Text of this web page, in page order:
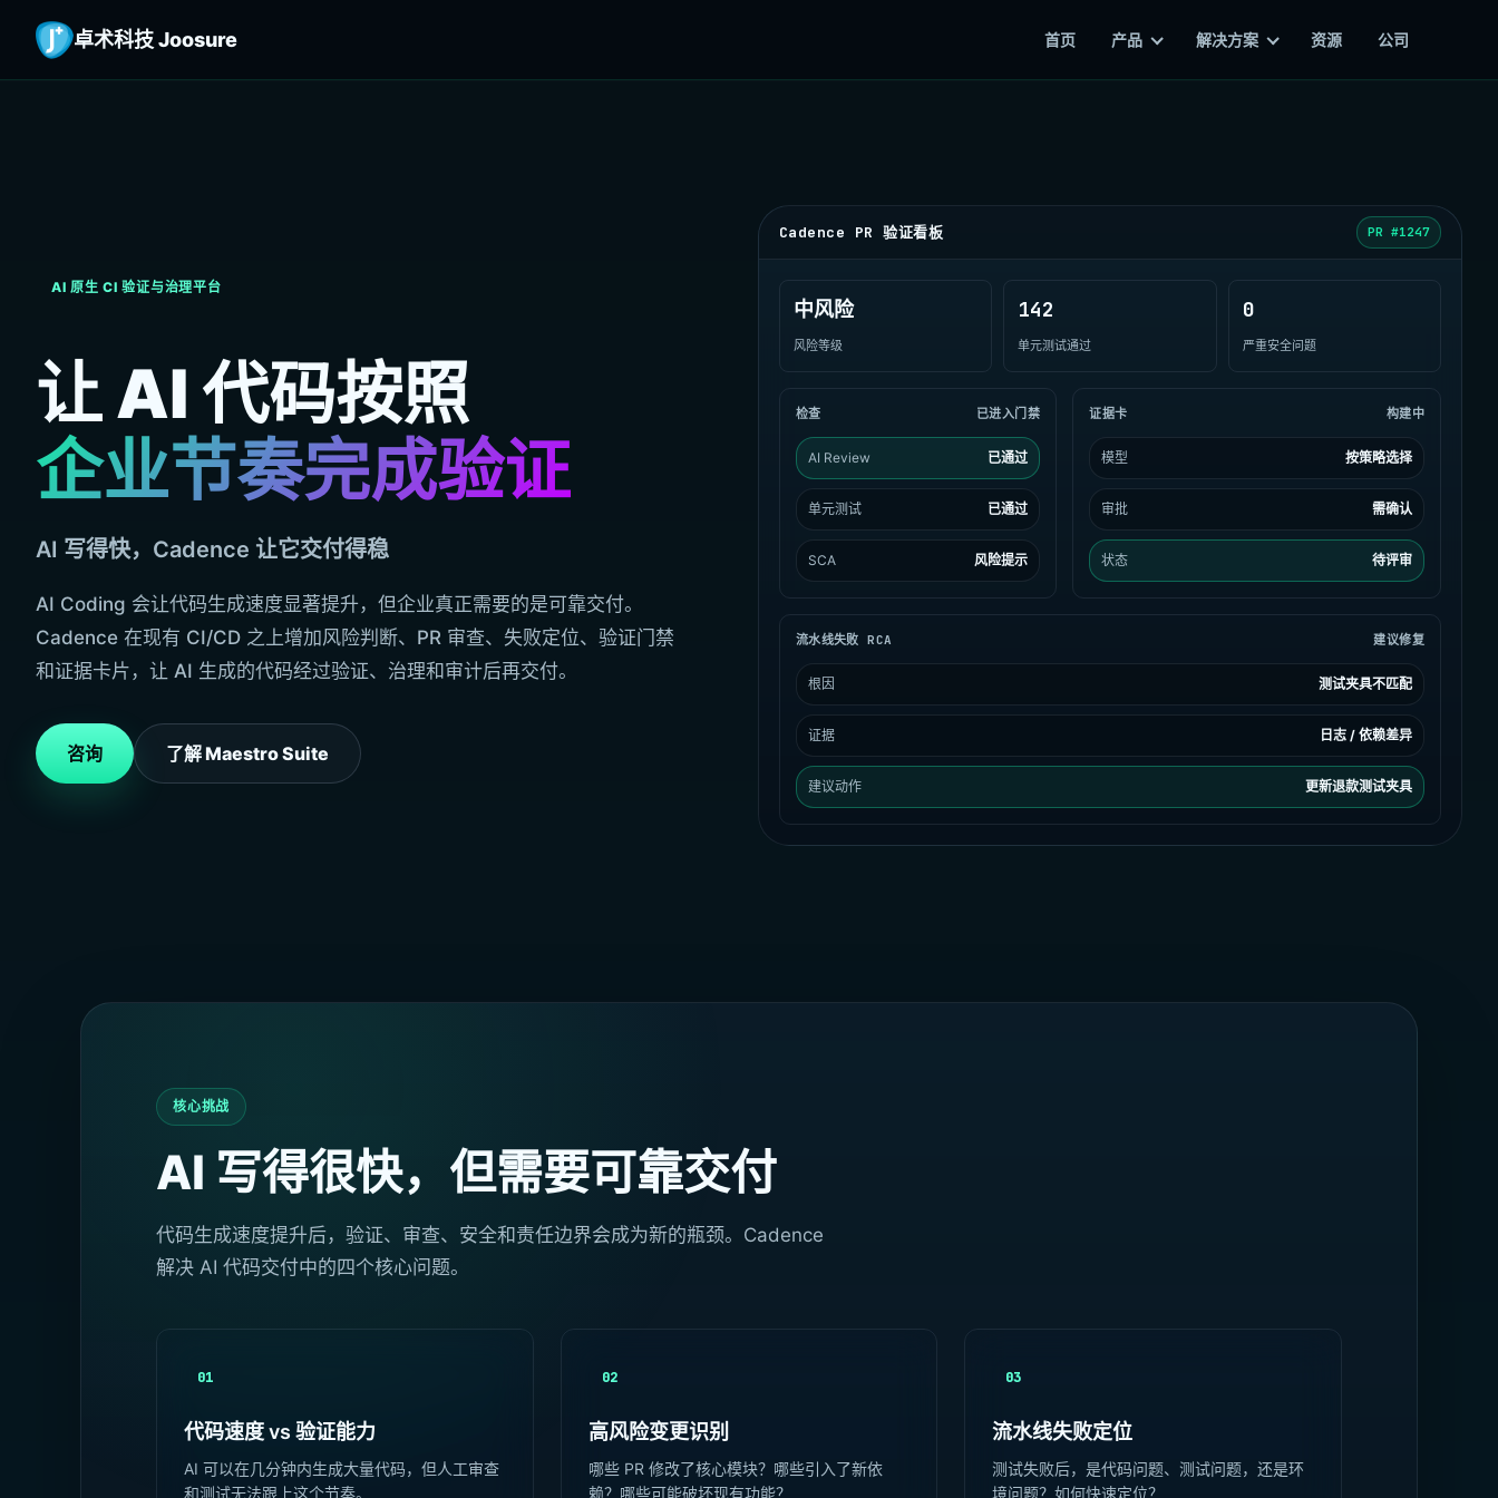
卓术科技 Joosure 首页 产品 解决方案 资源 公司
AI 原生 CI 验证与治理平台
让 AI 代码按照
企业节奏完成验证
AI 写得快，Cadence 让它交付得稳
AI Coding 会让代码生成速度显著提升，但企业真正需要的是可靠交付。
Cadence 在现有 CI/CD 之上增加风险判断、PR 审查、失败定位、验证门禁
和证据卡片，让 AI 生成的代码经过验证、治理和审计后再交付。
咨询 了解 Maestro Suite
Cadence PR 验证看板 PR #1247
中风险
风险等级
142
单元测试通过
0
严重安全问题
检查 已进入门禁
AI Review 已通过
单元测试 已通过
SCA 风险提示
证据卡 构建中
模型 按策略选择
审批 需确认
状态 待评审
流水线失败 RCA 建议修复
根因 测试夹具不匹配
证据 日志 / 依赖差异
建议动作 更新退款测试夹具
核心挑战
AI 写得很快，但需要可靠交付
代码生成速度提升后，验证、审查、安全和责任边界会成为新的瓶颈。Cadence
解决 AI 代码交付中的四个核心问题。
01
代码速度 vs 验证能力
AI 可以在几分钟内生成大量代码，但人工审查
和测试无法跟上这个节奏。
02
高风险变更识别
哪些 PR 修改了核心模块？哪些引入了新依
赖？哪些可能破坏现有功能？
03
流水线失败定位
测试失败后，是代码问题、测试问题，还是环
境问题？如何快速定位？